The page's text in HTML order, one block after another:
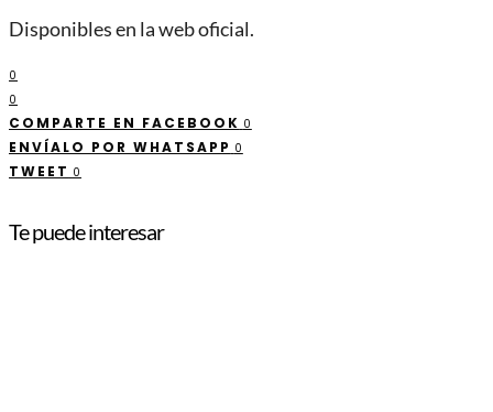
Disponibles en la web oficial.
0
0
COMPARTE EN FACEBOOK 0
ENVÍALO POR WHATSAPP 0
TWEET 0
Te puede interesar